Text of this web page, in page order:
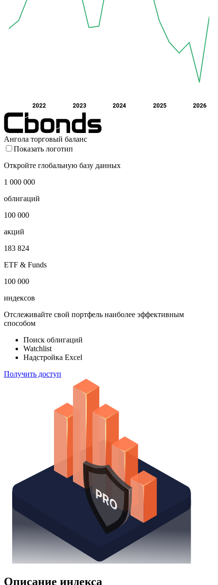
2022 2023 2024 2025 2026
Ангола торговый баланс
Показать логотип
Откройте глобальную базу данных
1 000 000
облигаций
100 000
акций
183 824
ETF & Funds
100 000
индексов
Отслеживайте свой портфель наиболее эффективным
способом
Поиск облигаций
Watchlist
Надстройка Excel
Получить доступ
Описание индекса